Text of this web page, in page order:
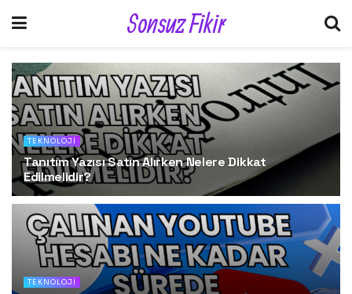
Sonsuz Fikir
TEKNOLOJI
Tanıtım Yazısı Satın Alırken Nelere Dikkat
Edilmelidir?
30 Mart 2025
TEKNOLOJI